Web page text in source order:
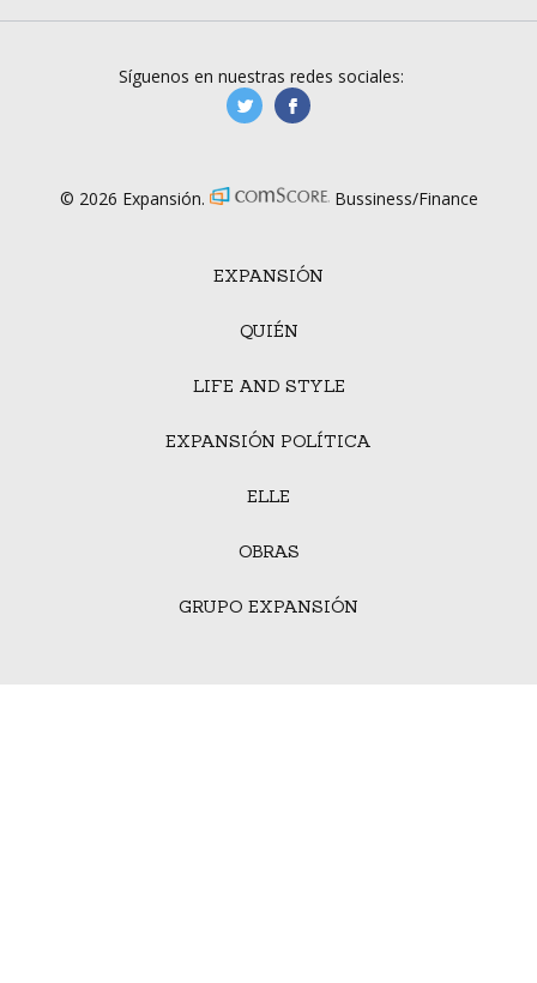
EXPANSIÓN
QUIÉN
LIFE AND STYLE
EXPANSIÓN POLÍTICA
ELLE
OBRAS
GRUPO EXPANSIÓN
Síguenos en nuestras redes sociales:
manufacturaGE
© 2026 Expansión. Bussiness/Finance